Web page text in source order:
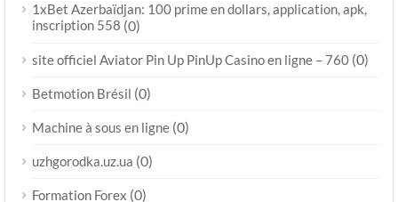
1xBet Azerbaïdjan: 100 prime en dollars, application, apk,
inscription 558 (0)
site officiel Aviator Pin Up PinUp Casino en ligne – 760 (0)
Betmotion Brésil (0)
Machine à sous en ligne (0)
uzhgorodka.uz.ua (0)
Formation Forex (0)